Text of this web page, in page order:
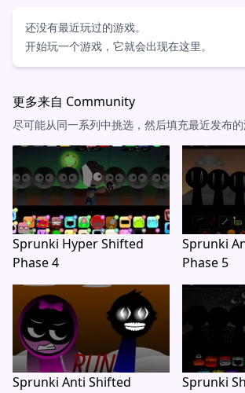
还没有最近玩过的游戏。
开始玩一个游戏，它就会出现在这里。
更多来自 Community
尽可能从同一系列中挑选，然后填充最近发布的
Sprunki Hyper Shifted
Phase 4
Sprunki
Phase 5
Sprunki Anti Shifted Sprunki